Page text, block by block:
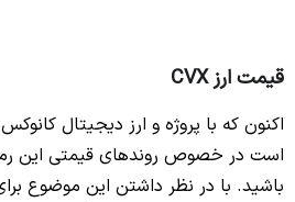
قیمت ارز CVX
اکنون که با پروژه و ارز دیجیتال
است در خصوص روندهای قیمتی این رمز
باشید. با در نظر داشتن این موضوع